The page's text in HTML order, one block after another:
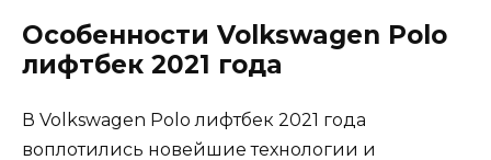
Особенности Volkswagen Polo
лифтбек 2021 года
В Volkswagen Polo лифтбек 2021 года
воплотились новейшие технологии и